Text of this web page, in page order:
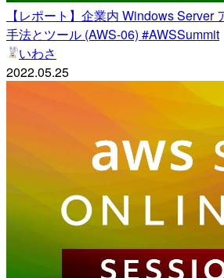
【レポート】企業内 Windows Server
手法とツール (AWS-06) #AWSSummit
いわさ
2022.05.25